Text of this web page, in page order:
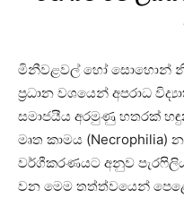
මිනීවළවල් හෝ සොහොන්
ප්‍රධාන වශයෙන් අපරාධ
සමාජයීය අරමුණු හතරක්
මෘත කාමය (Necrophilia)
වර්ගීකරණයට අනුව
වන මෙම තත්ත්වයෙන්